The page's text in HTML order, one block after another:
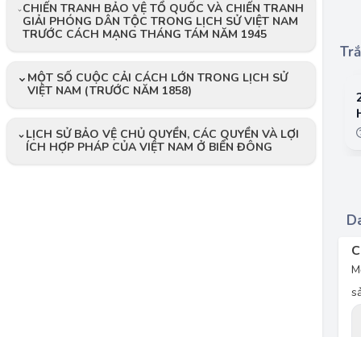
CHIẾN TRANH BẢO VỆ TỔ QUỐC VÀ CHIẾN TRANH
GIẢI PHÓNG DÂN TỘC TRONG LỊCH SỬ VIỆT NAM
TRƯỚC CÁCH MẠNG THÁNG TÁM NĂM 1945
MỘT SỐ CUỘC CẢI CÁCH LỚN TRONG LỊCH SỬ
VIỆT NAM (TRƯỚC NĂM 1858)
LỊCH SỬ BẢO VỆ CHỦ QUYỀN, CÁC QUYỀN VÀ LỢI
ÍCH HỢP PHÁP CỦA VIỆT NAM Ở BIỂN ĐÔNG